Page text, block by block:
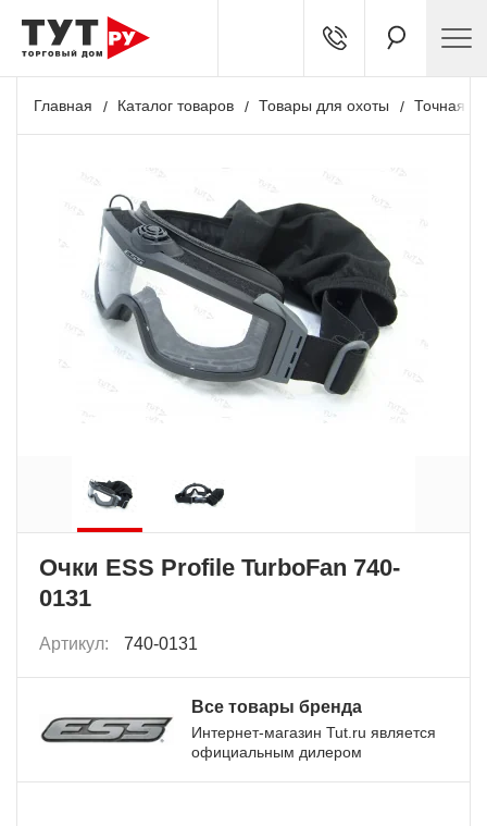
Главная Каталог товаров Товары для охоты Точная
Очки ESS Profile TurboFan 740-
0131
Артикул: 740-0131
Все товары бренда
Интернет-магазин Tut.ru является
официальным дилером